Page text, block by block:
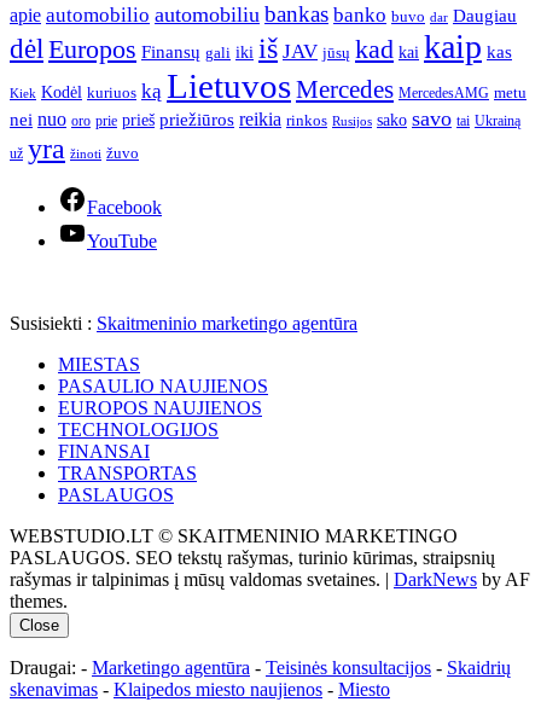
apie automobilio automobiliu bankas banko buvo dar Daugiau
dėl Europos Finansų gali iki iš JAV jūsų kad kai kaip kas
Kiek Kodėl kuriuos ką LietuvosMercedes MercedesAMG metu
nei nuo oro prie prieš priežiūros reikia rinkos Rusijos sako savo tai Ukrainą
už yra žinoti žuvo
Facebook
YouTube
Susisiekti : Skaitmeninio marketingo agentūra
MIESTAS
PASAULIO NAUJIENOS
EUROPOS NAUJIENOS
TECHNOLOGIJOS
FINANSAI
TRANSPORTAS
PASLAUGOS
WEBSTUDIO.LT © SKAITMENINIO MARKETINGO
PASLAUGOS. SEO tekstų rašymas, turinio kūrimas, straipsnių
rašymas ir talpinimas į mūsų valdomas svetaines. | DarkNews by AF
themes.
Close
Draugai: - Marketingo agentūra - Teisinės konsultacijos - Skaidrių
skenavimas - Klaipedos miesto naujienos - Miesto